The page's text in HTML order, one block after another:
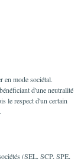
en mode sociétal.
d'une neutralité
le respect d'un certain
(SEL, SCP, SPE,